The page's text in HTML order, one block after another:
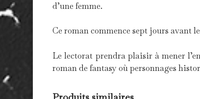
d’une femme.
Ce roman commence sept jours avant
Le lectorat prendra plaisir à mener
roman de fantasy où personnages